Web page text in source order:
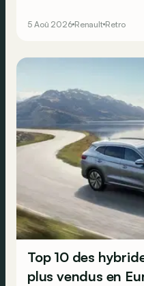
5 Aoû 2026 Renault Retro
Top 10 des
plus vendus en